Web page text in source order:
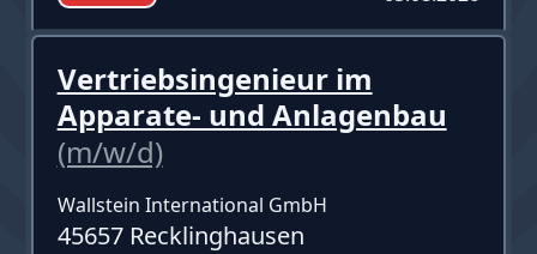
Vertriebsingenieur im
Apparate- und Anlagenbau
(m/w/d)
Wallstein International GmbH
45657 Recklinghausen